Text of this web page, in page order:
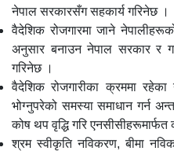
नेपाल सरकारसँग सहकार्य गरिनेछ ।
वैदेशिक रोजगारमा जाने
अनुसार बनाउन नेपाल सरकार र
गरिनेछ ।
वैदेशिक रोजगारीका क्रममा रहेका
भोग्नुपरेको समस्या समाधान गर्न
कोष थप वृद्धि गरि
श्रम स्वीकृति नविकरण, बीमा